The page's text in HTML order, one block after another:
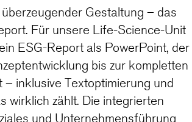
Gestaltung – das
Für unsere Life-Science-Unit
ESG-Report als PowerPoint, der
bis zur kompletten
inklusive Textoptimierung und
wirklich zählt. Die integrierten
und Unternehmensführung